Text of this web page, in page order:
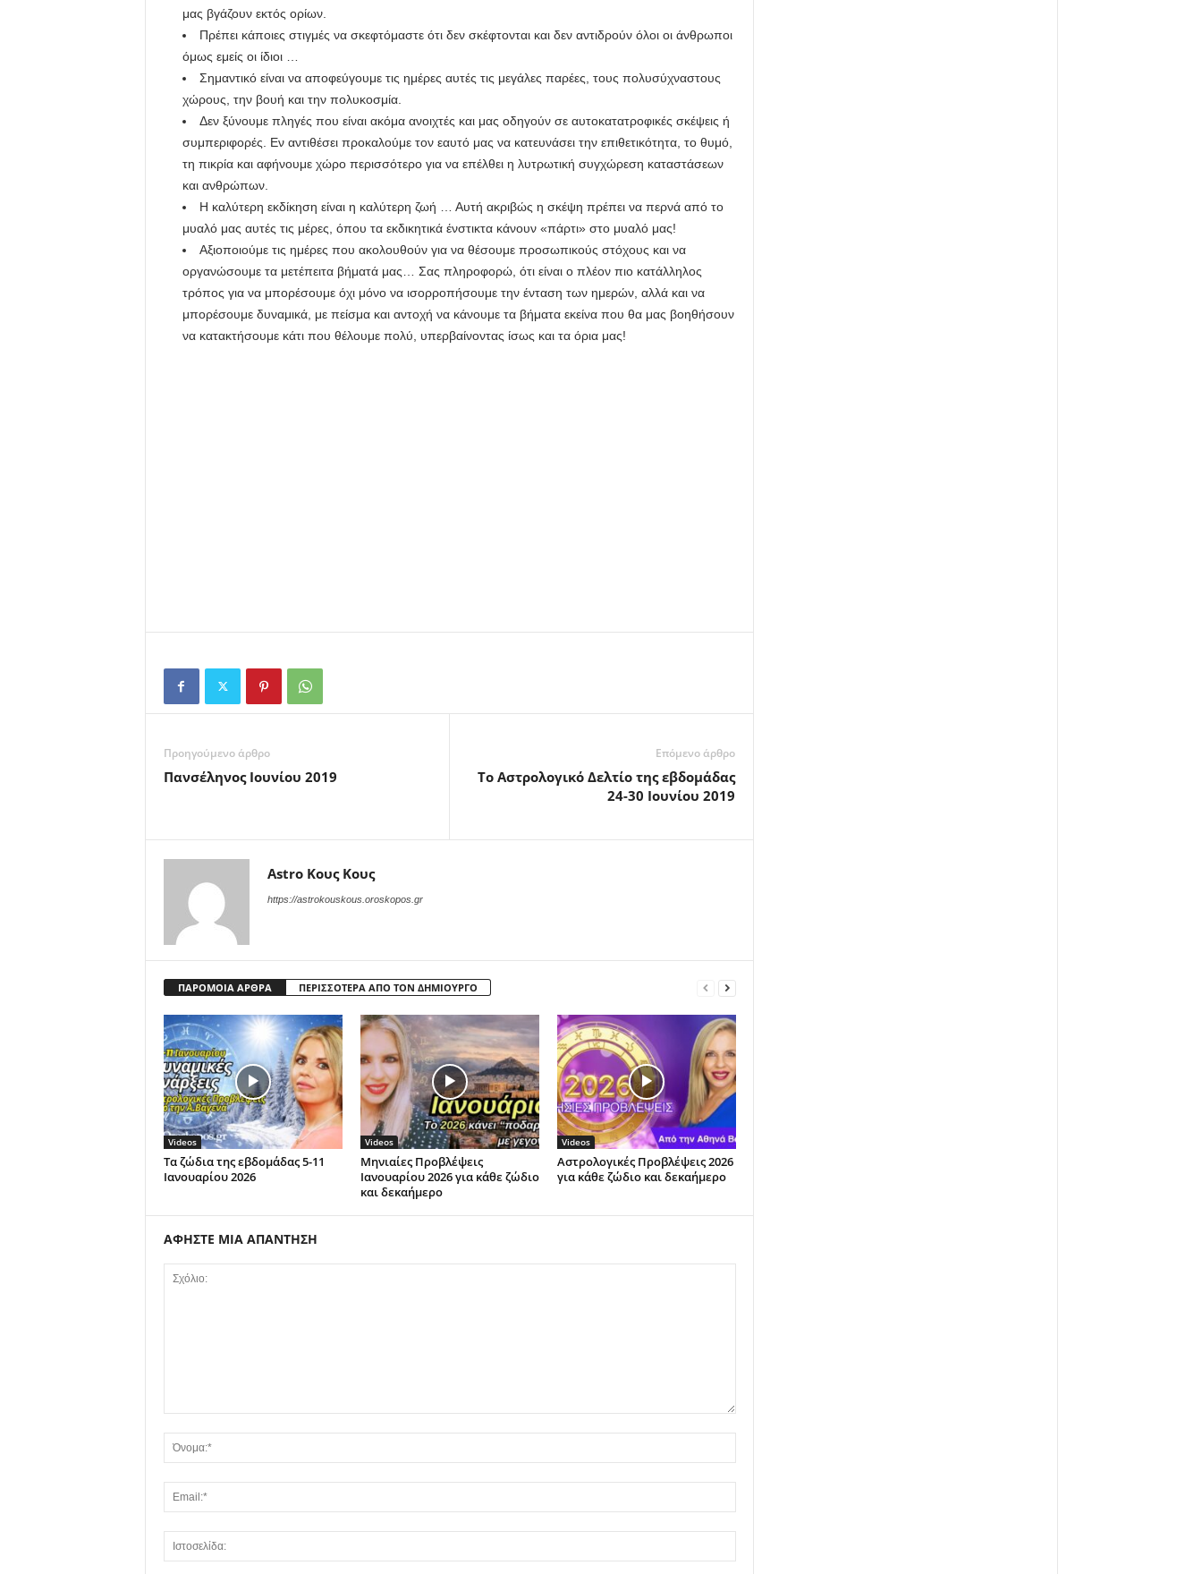
μας βγάζουν εκτός ορίων.
Πρέπει κάποιες στιγμές να σκεφτόμαστε ότι δεν σκέφτονται και δεν αντιδρούν όλοι οι άνθρωποι
όμως εμείς οι ίδιοι …
Σημαντικό είναι να αποφεύγουμε τις ημέρες αυτές τις μεγάλες παρέες, τους πολυσύχναστους
χώρους, την βουή και την πολυκοσμία.
Δεν ξύνουμε πληγές που είναι ακόμα ανοιχτές και μας οδηγούν σε αυτοκατατροφικές σκέψεις ή
συμπεριφορές. Εν αντιθέσει προκαλούμε τον εαυτό μας να κατευνάσει την επιθετικότητα, το θυμό,
τη πικρία και αφήνουμε χώρο περισσότερο για να επέλθει η λυτρωτική συγχώρεση καταστάσεων
και ανθρώπων.
Η καλύτερη εκδίκηση είναι η καλύτερη ζωή … Αυτή ακριβώς η σκέψη πρέπει να περνά από το
μυαλό μας αυτές τις μέρες, όπου τα εκδικητικά ένστικτα κάνουν «πάρτι» στο μυαλό μας!
Αξιοποιούμε τις ημέρες που ακολουθούν για να θέσουμε προσωπικούς στόχους και να
οργανώσουμε τα μετέπειτα βήματά μας… Σας πληροφορώ, ότι είναι ο πλέον πιο κατάλληλος
τρόπος για να μπορέσουμε όχι μόνο να ισορροπήσουμε την ένταση των ημερών, αλλά και να
μπορέσουμε δυναμικά, με πείσμα και αντοχή να κάνουμε τα βήματα εκείνα που θα μας βοηθήσουν
να κατακτήσουμε κάτι που θέλουμε πολύ, υπερβαίνοντας ίσως και τα όρια μας!
Προηγούμενο άρθρο
Πανσέληνος Ιουνίου 2019
Επόμενο άρθρο
Το Αστρολογικό Δελτίο της εβδομάδας
24-30 Ιουνίου 2019
Astro Κους Κους
https://astrokouskous.oroskopos.gr
ΠΑΡΟΜΟΙΑ ΑΡΘΡΑ ΠΕΡΙΣΣΟΤΕΡΑ ΑΠΟ ΤΟΝ ΔΗΜΙΟΥΡΓΟ
Videos
Τα ζώδια της εβδομάδας 5-11
Ιανουαρίου 2026
Videos
Μηνιαίες Προβλέψεις
Ιανουαρίου 2026 για κάθε ζώδιο
και δεκαήμερο
Videos
Αστρολογικές Προβλέψεις 2026
για κάθε ζώδιο και δεκαήμερο
ΑΦΗΣΤΕ ΜΙΑ ΑΠΑΝΤΗΣΗ